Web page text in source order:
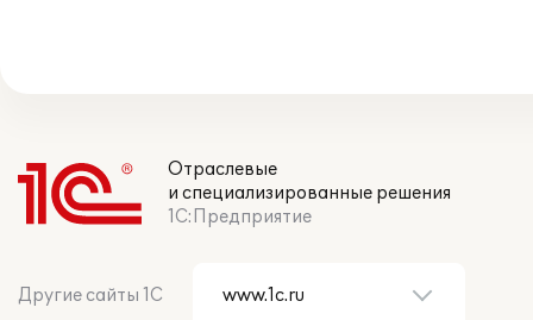
Отраслевые
и специализированные решения
1С:Предприятие
Другие сайты 1С